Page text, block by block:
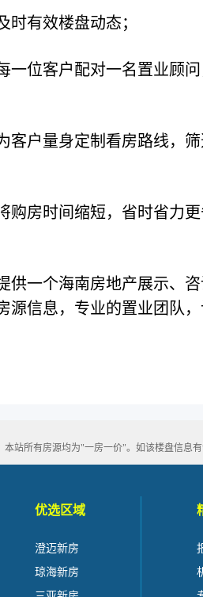
有效楼盘动态；
位客户配对一名置业顾
户量身定制看房路线，筛
房时间缩短，省时省力
一个海南房地产展示、
信息，专业的置业团队，
站所有房源均为"一房一价"。如该楼盘信息
优选区域
澄迈新房
琼海新房